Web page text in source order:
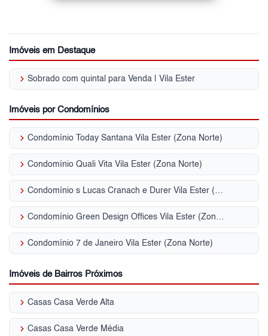
Imóveis em Destaque
keyboard_arrow_right Sobrado com quintal para Venda | Vila Ester
Imóveis por Condomínios
keyboard_arrow_right Condomínio Today Santana Vila Ester (Zona Norte)
keyboard_arrow_right Condomínio Quali Vita Vila Ester (Zona Norte)
keyboard_arrow_right Condomínio s Lucas Cranach e Durer Vila Ester (Zona Norte)
keyboard_arrow_right Condomínio Green Design Offices Vila Ester (Zona Norte)
keyboard_arrow_right Condomínio 7 de Janeiro Vila Ester (Zona Norte)
Imóveis de Bairros Próximos
keyboard_arrow_right Casas Casa Verde Alta
keyboard_arrow_right Casas Casa Verde Média